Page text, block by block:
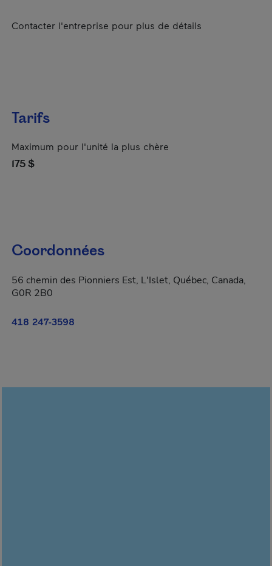
Contacter l'entreprise pour plus de détails
Tarifs
Maximum pour l'unité la plus chère
175 $
Coordonnées
56 chemin des Pionniers Est, L'Islet, Québec, Canada,
G0R 2B0
418 247-3598